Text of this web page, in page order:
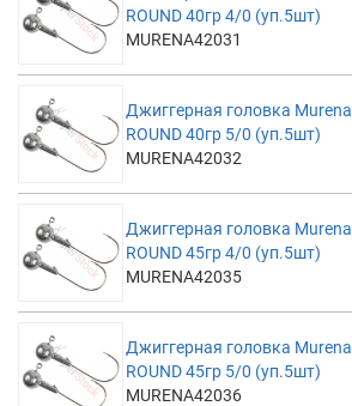
ROUND 40гр 4/0 (уп.5шт)
MURENA42031
Джиггерная головка Murena
ROUND 40гр 5/0 (уп.5шт)
MURENA42032
Джиггерная головка Murena
ROUND 45гр 4/0 (уп.5шт)
MURENA42035
Джиггерная головка Murena
ROUND 45гр 5/0 (уп.5шт)
MURENA42036